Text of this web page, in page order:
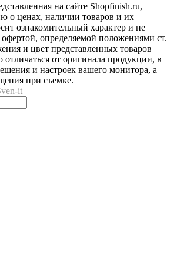
на сайте Shopfinish.ru,
о ценах, наличии товаров и их
ознакомительный характер и не
определяемой положениями ст.
и цвет представленных товаров
отличаться от оригинала продукции, в
и настроек вашего монитора, а
при съемке.
it